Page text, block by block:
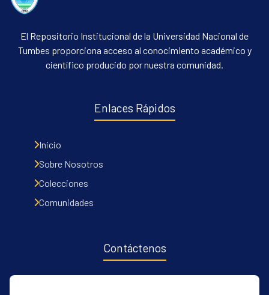
El Repositorio Institucional de la Universidad Nacional de
Tumbes proporciona acceso al conocimiento académico y
científico producido por nuestra comunidad.
Enlaces Rápidos
Inicio
Sobre Nosotros
Colecciones
Comunidades
Contáctenos